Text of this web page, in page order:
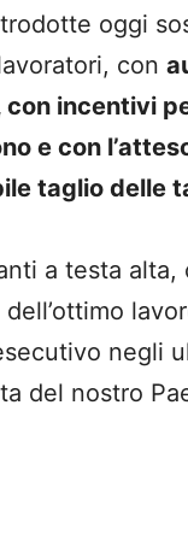
oggi
con
con incentivi
e con
taglio delle
a testa alta,
negli
del nostro